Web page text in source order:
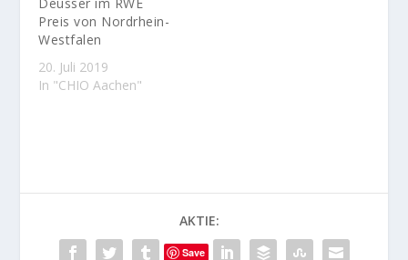
Preis von Nordrhein-
Westfalen
20. Juli 2019
In "CHIO Aachen"
AKTIE:
Save